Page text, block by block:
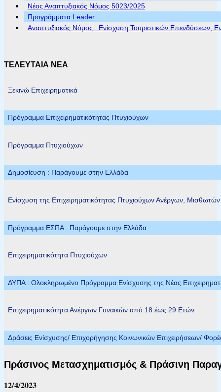
Νέος Αναπτυξιακός Νόμος 5023/2025
Προγράμματα Leader
Αναπτυξιακός Νόμος : Ενίσχυση Τουριστικών Επενδύσεων,
ΤΕΛΕΥΤΑΙΑ ΝΕΑ
Ξεκινώ Επιχειρηματικά
Πρόγραμμα Επιχειρηματικότητας Πτυχιούχων
Πρόγραμμα Πτυχιούχων
Δημοσίευση : Παράγουμε στην Ελλάδα
Ενίσχυση της Επιχειρηματικότητας Πτυχιούχων Ανέργων,
Πρόγραμμα ΕΣΠΑ : Παράγουμε στην Ελλάδα
Επιχειρηματικότητα Πτυχιούχων
ΔΥΠΑ : Ολοκληρωμένο Πρόγραμμα Ενίσχυσης της Νέας
Επιχειρηματικότητα Ανέργων Γυναικών από 18 έως 29 Ετών
Δράσεις Ενίσχυσης/ Επιχορήγησης Κοινωνικών Επιχειρήσεων/
Πράσινος Μετασχηματισμός & Πράσινη
12/4/2023